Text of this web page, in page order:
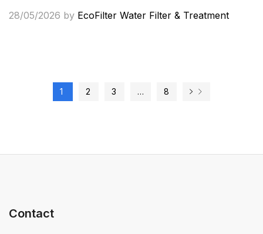
28/05/2026 by EcoFilter Water Filter & Treatment
1 2 3 … 8
Contact